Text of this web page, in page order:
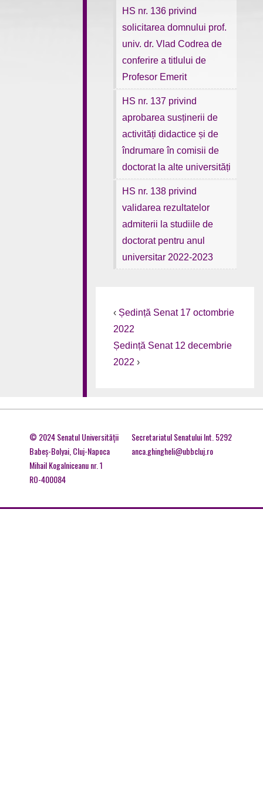
HS nr. 136 privind
solicitarea domnului prof.
univ. dr. Vlad Codrea de
conferire a titlului de
Profesor Emerit
HS nr. 137 privind
aprobarea susținerii de
activități didactice și de
îndrumare în comisii de
doctorat la alte universități
HS nr. 138 privind
validarea rezultatelor
admiterii la studiile de
doctorat pentru anul
universitar 2022-2023
‹ Ședință Senat 17 octombrie
2022
Ședință Senat 12 decembrie
2022 ›
© 2024 Senatul Universităţii
Babeş-Bolyai, Cluj-Napoca
Mihail Kogalniceanu nr. 1
RO-400084
Secretariatul Senatului Int. 5292
anca.ghingheli@ubbcluj.ro